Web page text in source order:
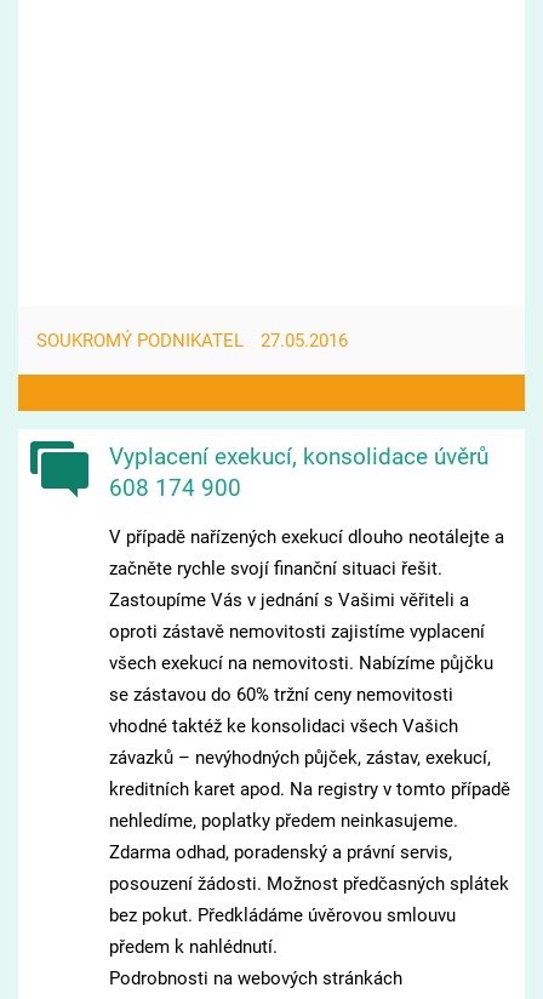
SOUKROMÝ PODNIKATEL 27.05.2016
Vyplacení exekucí, konsolidace úvěrů
608 174 900
V případě nařízených exekucí dlouho neotálejte a
začněte rychle svojí finanční situaci řešit.
Zastoupíme Vás v jednání s Vašimi věřiteli a
oproti zástavě nemovitosti zajistíme vyplacení
všech exekucí na nemovitosti. Nabízíme půjčku
se zástavou do 60% tržní ceny nemovitosti
vhodné taktéž ke konsolidaci všech Vašich
závazků – nevýhodných půjček, zástav, exekucí,
kreditních karet apod. Na registry v tomto případě
nehledíme, poplatky předem neinkasujeme.
Zdarma odhad, poradenský a právní servis,
posouzení žádosti. Možnost předčasných splátek
bez pokut. Předkládáme úvěrovou smlouvu
předem k nahlédnutí.
Podrobnosti na webových stránkách